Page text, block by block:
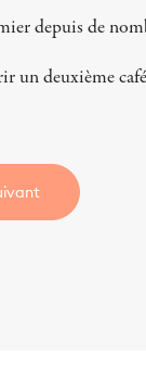
depuis de
un deuxième